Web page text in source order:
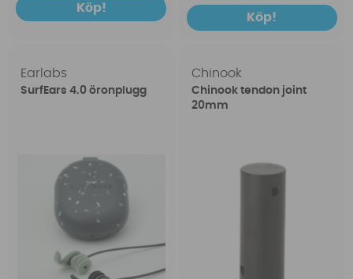
Köp!
Köp!
Earlabs
SurfEars 4.0 öronplugg
Chinook
Chinook tendon joint
20mm